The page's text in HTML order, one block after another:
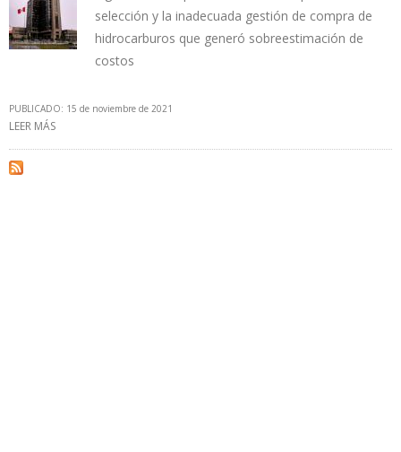
selección y la inadecuada gestión de compra de
hidrocarburos que generó sobreestimación de
costos
PUBLICADO: 15 de noviembre de 2021
LEER MÁS